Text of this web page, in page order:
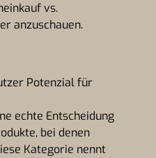
vs.
anzuschauen.
Potenzial für
echte Entscheidung
bei denen
Kategorie nennt